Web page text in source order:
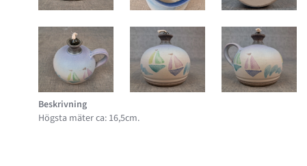
BILD 9 AV PATRICK BENTHAM RADLEY. 2 DELAR, KERAMIK.
BILD 10 AV PATRICK BENTHAM
BILD 11 AV
Beskrivning
Högsta mäter ca: 16,5cm.